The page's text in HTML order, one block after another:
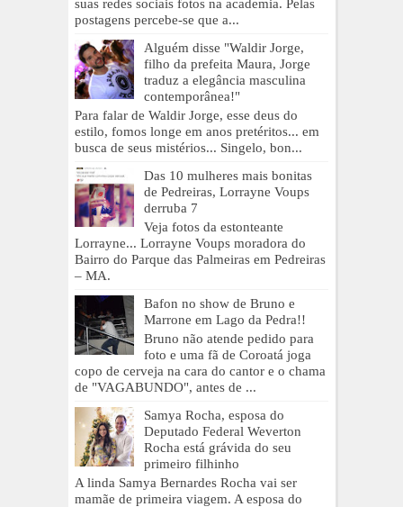
suas redes sociais fotos na academia. Pelas
postagens percebe-se que a...
Alguém disse "Waldir Jorge,
filho da prefeita Maura, Jorge
traduz a elegância masculina
contemporânea!"
Para falar de Waldir Jorge, esse deus do
estilo, fomos longe em anos pretéritos... em
busca de seus mistérios... Singelo, bon...
Das 10 mulheres mais bonitas
de Pedreiras, Lorrayne Voups
derruba 7
Veja fotos da estonteante
Lorrayne... Lorrayne Voups moradora do
Bairro do Parque das Palmeiras em Pedreiras
– MA.
Bafon no show de Bruno e
Marrone em Lago da Pedra!!
Bruno não atende pedido para
foto e uma fã de Coroatá joga
copo de cerveja na cara do cantor e o chama
de "VAGABUNDO", antes de ...
Samya Rocha, esposa do
Deputado Federal Weverton
Rocha está grávida do seu
primeiro filhinho
A linda Samya Bernardes Rocha vai ser
mamãe de primeira viagem. A esposa do